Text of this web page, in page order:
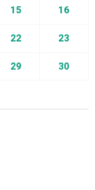
15 16
22 23
29 30